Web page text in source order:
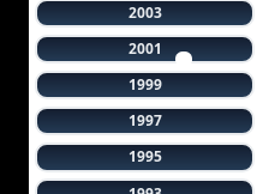
2003
2001
1999
1997
1995